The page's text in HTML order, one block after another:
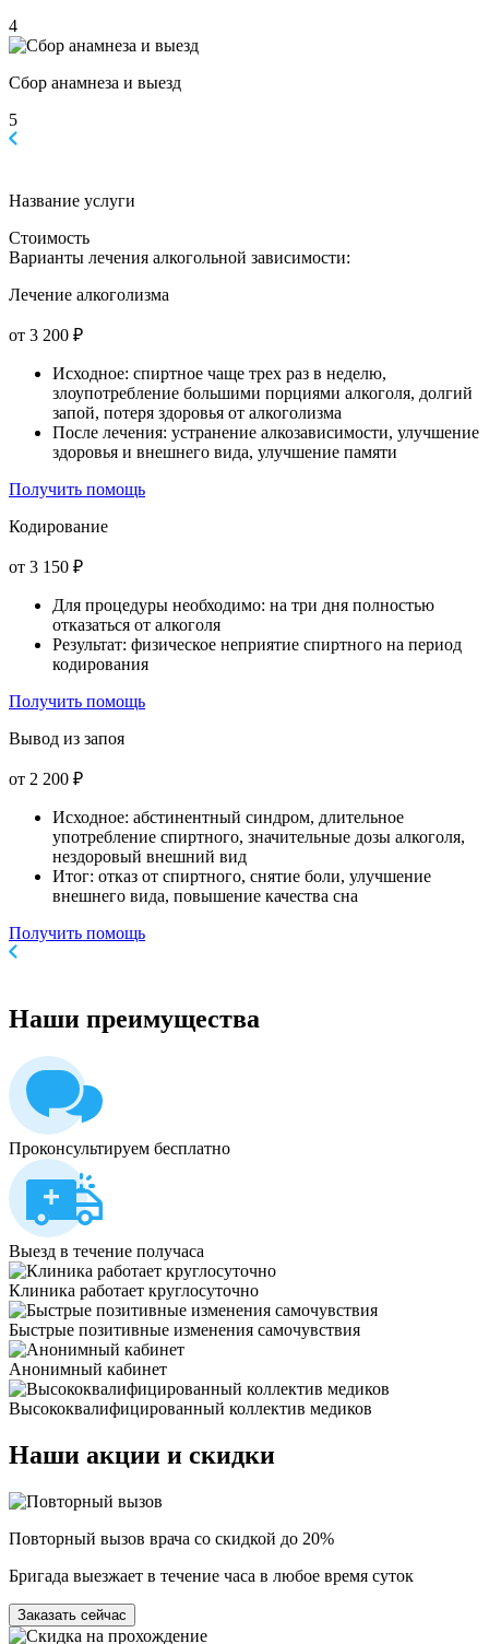
4
Сбор анамнеза и выезд
5
Название услуги
Стоимость
Варианты лечения алкогольной зависимости:
Лечение алкоголизма
от 3 200 ₽
Исходное: спиртное чаще трех раз в неделю,
злоупотребление большими порциями алкоголя, долгий
запой, потеря здоровья от алкоголизма
После лечения: устранение алкозависимости, улучшение
здоровья и внешнего вида, улучшение памяти
Получить помощь
Кодирование
от 3 150 ₽
Для процедуры необходимо: на три дня полностью
отказаться от алкоголя
Результат: физическое неприятие спиртного на период
кодирования
Получить помощь
Вывод из запоя
от 2 200 ₽
Исходное: абстинентный синдром, длительное
употребление спиртного, значительные дозы алкоголя,
нездоровый внешний вид
Итог: отказ от спиртного, снятие боли, улучшение
внешнего вида, повышение качества сна
Получить помощь
Наши преимущества
Проконсультируем бесплатно
Выезд в течение получаса
Клиника работает круглосуточно
Быстрые позитивные изменения самочувствия
Анонимный кабинет
Высококвалифицированный коллектив медиков
Наши акции и скидки
Повторный вызов врача со скидкой до 20%
Бригада выезжает в течение часа в любое время суток
Заказать сейчас